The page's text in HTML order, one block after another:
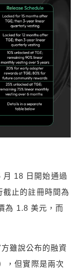
18 日開始通過
止的註冊時間為
為 1.8 美元，而
方雖說公布的融資
，但實際是兩次